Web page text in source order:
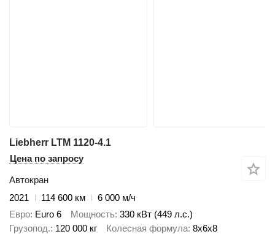
Liebherr LTM 1120-4.1
Цена по запросу
Автокран
2021
114 600 км
6 000 м/ч
Евро Euro 6 Мощность 330 кВт (449 л.с.)
Грузопод. 120 000 кг Колесная формула 8x6x8